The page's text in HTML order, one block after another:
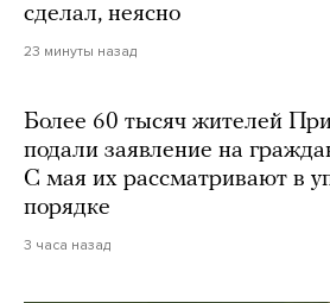
сделал, неясно
23 минуты назад
Более 60 тысяч жителей
подали заявление на
С мая их рассматривают в
порядке
3 часа назад